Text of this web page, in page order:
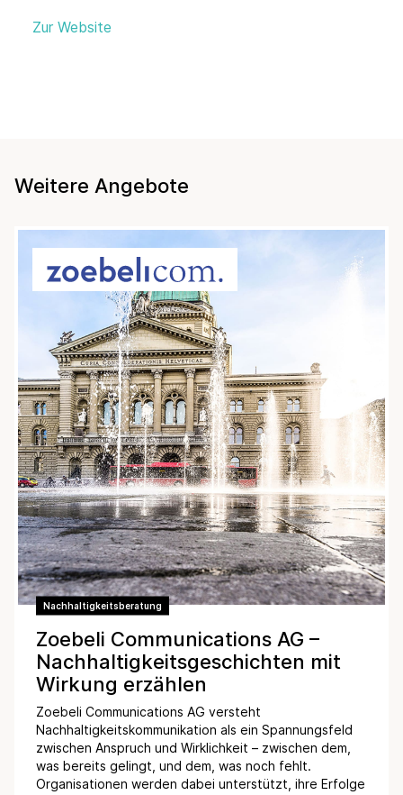
Zur Website
Weitere Angebote
Nachhaltigkeitsberatung
Zoebeli Communications AG –
Nachhaltigkeitsgeschichten mit
Wirkung erzählen
Zoebeli Communications AG versteht
Nachhaltigkeitskommunikation als ein Spannungsfeld
zwischen Anspruch und Wirklichkeit – zwischen dem,
was bereits gelingt, und dem, was noch fehlt.
Organisationen werden dabei unterstützt, ihre Erfolge